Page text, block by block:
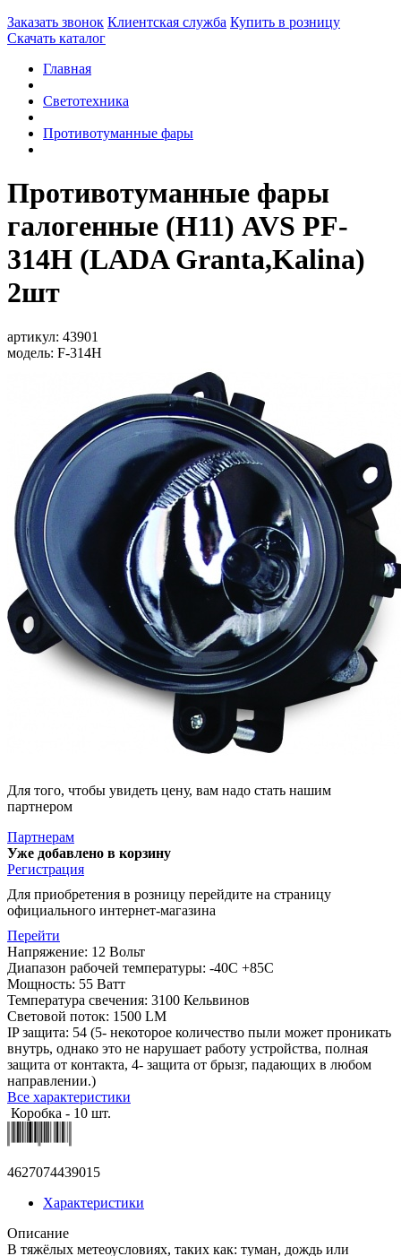
Заказать звонок Клиентская служба Купить в розницу
Скачать каталог
Главная
Светотехника
Противотуманные фары
Противотуманные фары
галогенные (H11) AVS PF-
314H (LADA Granta,Kalina)
2шт
артикул: 43901
модель: F-314H
Для того, чтобы увидеть цену, вам надо стать нашим
партнером
Партнерам
Уже добавлено в корзину
Регистрация
Для приобретения в розницу перейдите на страницу
официального интернет-магазина
Перейти
Напряжение: 12 Вольт
Диапазон рабочей температуры: -40С +85С
Мощность: 55 Ватт
Температура свечения: 3100 Кельвинов
Световой поток: 1500 LM
IP защита: 54 (5- некоторое количество пыли может проникать
внутрь, однако это не нарушает работу устройства, полная
защита от контакта, 4- защита от брызг, падающих в любом
направлении.)
Все характеристики
Коробка - 10 шт.
4627074439015
Характеристики
Описание
В тяжёлых метеоусловиях, таких как: туман, дождь или